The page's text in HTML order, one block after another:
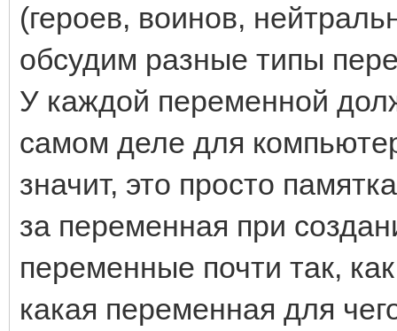
(героев, воинов,
обсудим разные типы
У каждой переменной
самом деле для
значит, это просто
за переменная при
переменные почти так,
какая переменная для